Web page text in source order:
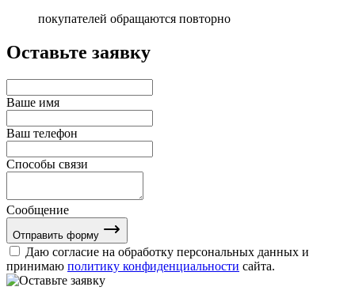
покупателей обращаются повторно
Оставьте заявку
Ваше имя
Ваш телефон
Способы связи
Сообщение
Отправить форму
Даю согласие на обработку персональных данных и
принимаю политику конфиденциальности сайта.